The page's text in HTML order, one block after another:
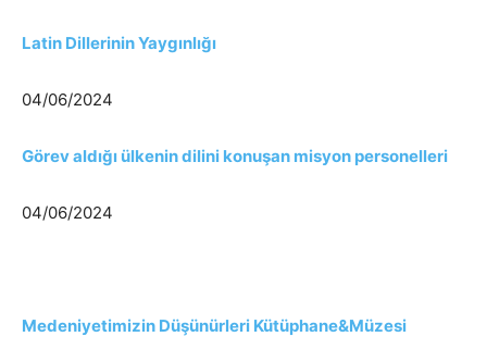
Latin Dillerinin Yaygınlığı
04/06/2024
Görev aldığı ülkenin dilini konuşan misyon personelleri
04/06/2024
Medeniyetimizin Düşünürleri Kütüphane&Müzesi